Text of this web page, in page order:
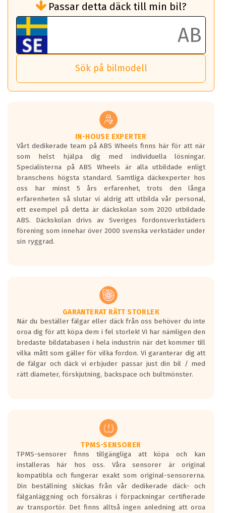
bränsleförbrukningen)
Det ska vara en betygsskala från klass A
till G för rullmotstånd.
Ett klass A däck kommer ha 6,5% bättre
bränsleförbrukning än ett klass G däck.
Det betyder att om man kör 10,000 km,
så sparar man 50 liter bränsle med ett
vilken körstil du använder.
Våtgrepp egenskaper:
Betygsskalan är satt A till F. Där A påvisar
den kortaste bromssträckan och F är den
längsta.
Inga D eller G betyg delas ut för
personbilar och lätta lastbilar.
Betyget sätts efter ett test där däcken
skall bromsa in på en väg där det ligger
0.5-1.5 mm vatten.
I 80km/h kommer skillnaden på
Vid körning i över 50km/h brukar
rullmotståndets ljud överträffa
motorljudet.
På däckmärkningen kommer det finnas
en symbol av ett däck med vågar. Hög
bullernivå markeras med svarta vågor
medans de vita vågorna påvisar om det är
ett tyst däck.
regelverket som introduceras år 2016.
Ett däck med två svarta vågor är redan
godkända för år 2016 nya regelverk.
Ett däck med en svart våg kommer vara
minst tre decibel tystare än det
regelverk som börjar gälla 2016.
Passar detta däck till min bil?
Sök på bilmodell
IN-HOUSE EXPERTER
Vårt dedikerade team på ABS Wheels finns här för att när
som helst hjälpa dig med individuella lösningar.
Specialisterna på ABS Wheels är alla utbildade enligt
branschens högsta standard. Samtliga däckexperter hos
oss har minst 5 års erfarenhet, trots den långa
erfarenheten så slutar vi aldrig att utbilda vår personal,
ett exempel på detta är däckskolan som 2020 utbildade
ABS. Däckskolan drivs av Sveriges fordonsverkstäders
förening som innehar över 2000 svenska verkstäder under
sin ryggrad.
GARANTERAT RÄTT STORLEK
När du beställer fälgar eller däck från oss behöver du inte
oroa dig för att köpa dem i fel storlek! Vi har nämligen den
bredaste bildatabasen i hela industrin när det kommer till
vilka mått som gäller för vilka fordon. Vi garanterar dig att
de fälgar och däck vi erbjuder passar just din bil / med
rätt diameter, förskjutning, backspace och bultmönster.
TPMS-SENSORER
TPMS-sensorer finns tillgängliga att köpa och kan
installeras här hos oss. Våra sensorer är original
kompatibla och fungerar exakt som original-sensorerna.
Din beställning skickas från vår dedikerade däck- och
fälganläggning och försäkras i förpackningar certifierade
av transportör. Det finns alltså ingen anledning att oroa